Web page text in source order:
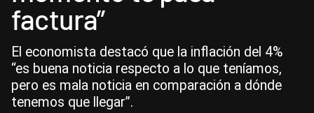
factura”
El economista destacó que la inflación del 4%
“es buena noticia respecto a lo que teníamos,
pero es mala noticia en comparación a dónde
tenemos que llegar”.